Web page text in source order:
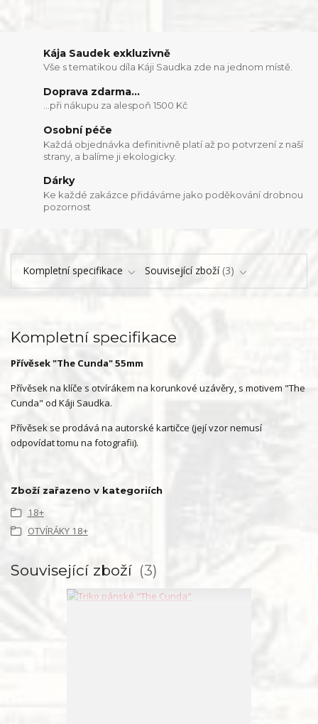
Kája Saudek exkluzivně
Vše s tematikou díla Káji Saudka zde na jednom místě.
Doprava zdarma...
...při nákupu za alespoň 1500 Kč
Osobní péče
Každá objednávka definitivně platí až po potvrzení z naší
strany, a balíme ji ekologicky.
Dárky
Ke každé zakázce přidáváme jako poděkování drobnou
pozornost
Kompletní specifikace Související zboží 3
Kompletní specifikace
Přívěsek "The Cunda" 55mm
Přívěsek na klíče s otvírákem na korunkové uzávěry, s motivem "The
Cunda" od Káji Saudka.
Přívěsek se prodává na autorské kartičce (její vzor nemusí
odpovídat tomu na fotografii).
Zboží zařazeno v kategoriích
18+
OTVÍRÁKY 18+
Související zboží 3